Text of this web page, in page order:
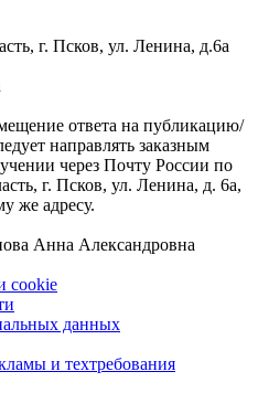
г. Псков, ул. Ленина, д.6а
ответа на публикацию/
направлять заказным
через Почту России по
г. Псков, ул. Ленина, д. 6а,
же адресу.
Анна Александровна
cookie
данных
и техтребования